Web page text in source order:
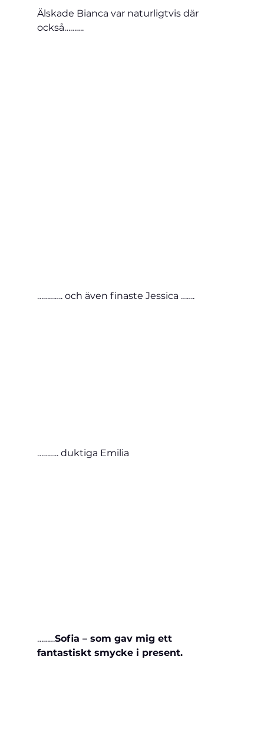
Älskade Bianca var naturligtvis där
också……….
…………. och även finaste Jessica …….
……….. duktiga Emilia
………Sofia – som gav mig ett
fantastiskt smycke i present.